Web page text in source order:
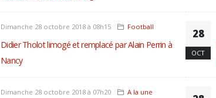
Dimanche 28 octobre 2018 à 08h15 Football
Didier Tholot limogé et remplacé par Alain Perrin à
Nancy
28
OCT
Dimanche 28 octobre 2018 à 07h20 A la une